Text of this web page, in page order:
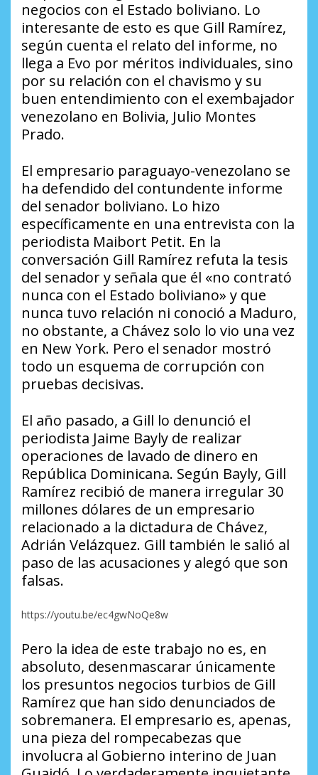
negocios con el Estado boliviano. Lo
interesante de esto es que Gill Ramírez,
según cuenta el relato del informe, no
llega a Evo por méritos individuales, sino
por su relación con el chavismo y su
buen entendimiento con el exembajador
venezolano en Bolivia, Julio Montes
Prado.
El empresario paraguayo-venezolano se
ha defendido del contundente informe
del senador boliviano. Lo hizo
específicamente en una entrevista con la
periodista Maibort Petit. En la
conversación Gill Ramírez refuta la tesis
del senador y señala que él «no contrató
nunca con el Estado boliviano» y que
nunca tuvo relación ni conoció a Maduro,
no obstante, a Chávez solo lo vio una vez
en New York. Pero el senador mostró
todo un esquema de corrupción con
pruebas decisivas.
El año pasado, a Gill lo denunció el
periodista Jaime Bayly de realizar
operaciones de lavado de dinero en
República Dominicana. Según Bayly, Gill
Ramírez recibió de manera irregular 30
millones dólares de un empresario
relacionado a la dictadura de Chávez,
Adrián Velázquez. Gill también le salió al
paso de las acusaciones y alegó que son
falsas.
https://youtu.be/ec4gwNoQe8w
Pero la idea de este trabajo no es, en
absoluto, desenmascarar únicamente
los presuntos negocios turbios de Gill
Ramírez que han sido denunciados de
sobremanera. El empresario es, apenas,
una pieza del rompecabezas que
involucra al Gobierno interino de Juan